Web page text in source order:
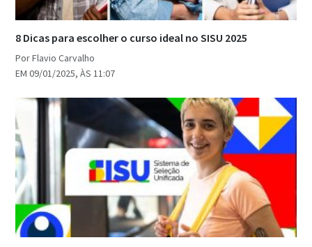
8 Dicas para escolher o curso ideal no SISU 2025
Por Flavio Carvalho
EM 09/01/2025, ÀS 11:07